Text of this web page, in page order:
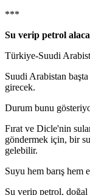
***
Su verip petrol
Türkiye-Suudi
Suudi Arabistan
girecek.
Durum bunu
Fırat ve Dicle'nin
göndermek için, bir
gelebilir.
Suyu hem barış
Su verip petrol,